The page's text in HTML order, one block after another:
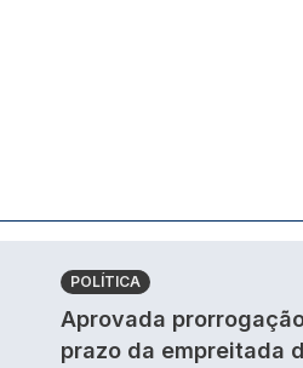
POLÍTICA
Aprovada
prazo da empreitada